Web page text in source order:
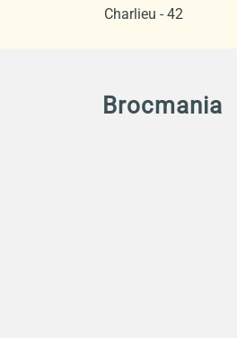
Charlieu - 42
Brocmania